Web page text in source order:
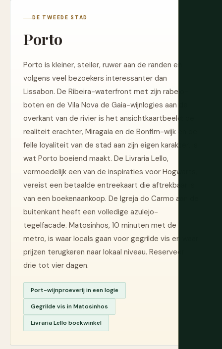
DE TWEEDE STAD
Porto
Porto is kleiner, steiler, ruwer aan de randen en
volgens veel bezoekers interessanter dan
Lissabon. De Ribeira-waterfront met zijn rabelo-
boten en de Vila Nova de Gaia-wijnlogies aan de
overkant van de rivier is het ansichtkaartbeeld; de
realiteit erachter, Miragaia en de Bonfim-wijk en de
felle loyaliteit van de stad aan zijn eigen karakter, is
wat Porto boeiend maakt. De Livraria Lello,
vermoedelijk een van de inspiraties voor Hogwarts,
vereist een betaalde entreekaart die aftrekbaar is
van een boekenaankoop. De Igreja do Carmo aan de
buitenkant heeft een volledige azulejo-
tegelfacade. Matosinhos, 10 minuten met de
metro, is waar locals gaan voor gegrilde vis en waar
prijzen terugkeren naar lokaal niveau. Reserveer
drie tot vier dagen.
Port-wijnproeverij in een logie
Gegrilde vis in Matosinhos
Livraria Lello boekwinkel